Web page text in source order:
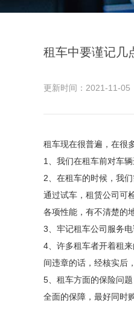
租车中要谨记几
更新时间：2021-11-05
租车现在很普遍，在很
1、我们在租车前对车
2、在租车的时候，我
通过试车，租赁公司可
各项性能，有不清楚的
3、牢记租车公司服务
4、许多租车者开着租
间违章的话，经核实后
5、租车方面的保险问
全面的保障，最好同时